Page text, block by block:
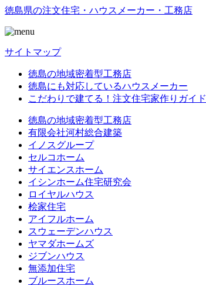
徳島県の注文住宅・ハウスメーカー・工務店
サイトマップ
徳島の地域密着型工務店
徳島にも対応しているハウスメーカー
こだわりで建てる！注文住宅家作りガイド
徳島の地域密着型工務店
有限会社河村総合建築
イノスグループ
セルコホーム
サイエンスホーム
イシンホーム住宅研究会
ロイヤルハウス
桧家住宅
アイフルホーム
スウェーデンハウス
ヤマダホームズ
ジブンハウス
無添加住宅
ブルースホーム